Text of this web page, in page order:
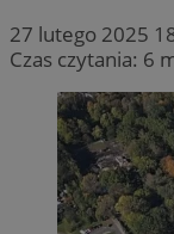
27 lutego 2025
Czas czytania: 6